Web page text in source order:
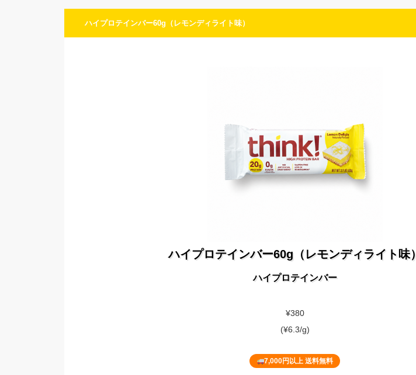
ハイプロテインバー60g（レモンディライト味）
ハイプロテインバー60g（レモンディライト味）
ハイプロテインバー
¥380
(¥6.3/g)
7,000円以上 送料無料